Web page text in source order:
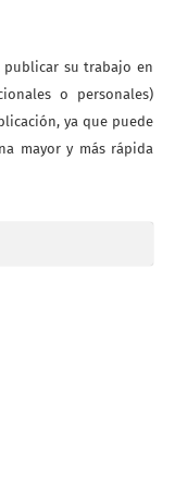
publicar su trabajo en
o personales)
ya que puede
mayor y más rápida